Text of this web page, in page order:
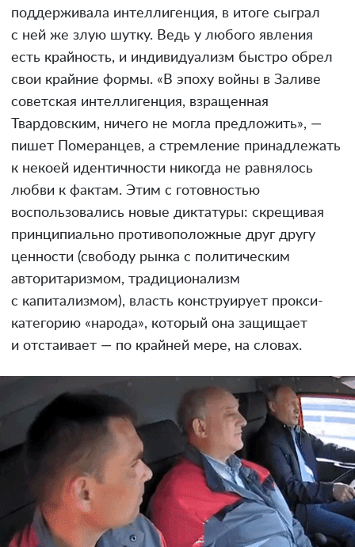
поддерживала интеллигенция, в итоге сыграл
с ней же злую шутку. Ведь у любого явления
есть крайность, и индивидуализм быстро обрел
свои крайние формы. «В эпоху войны в Заливе
советская интеллигенция, взращенная
Твардовским, ничего не могла предложить», —
пишет Померанцев, а стремление принадлежать
к некоей идентичности никогда не равнялось
любви к фактам. Этим с готовностью
воспользовались новые диктатуры: скрещивая
принципиально противоположные друг другу
ценности (свободу рынка с политическим
авторитаризмом, традиционализм
с капитализмом), власть конструирует прокси-
категорию «народа», который она защищает
и отстаивает — по крайней мере, на словах.